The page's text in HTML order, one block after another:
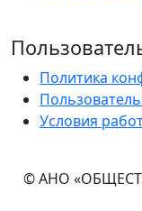
Политика
Условия
© АНО